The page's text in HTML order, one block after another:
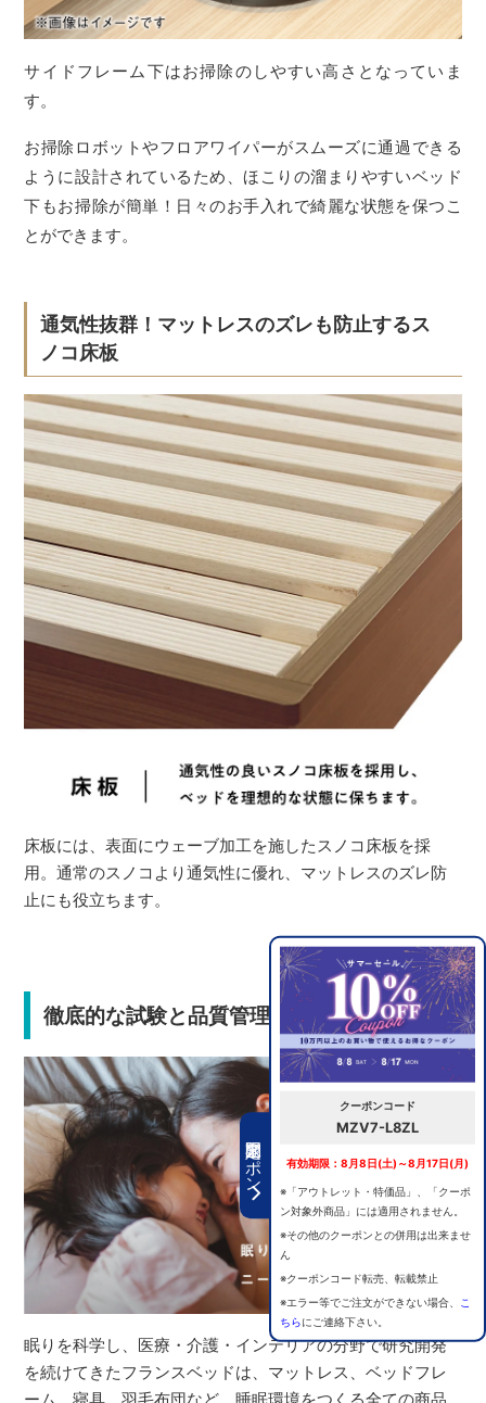
期間限定クーポン
クーポンコード
MZV7-L8ZL
有効期限：8月8日(土)～8月17日(月)
※「アウトレット・特価品」、「クーポ
ン対象外商品」には適用されません。
※その他のクーポンとの併用は出来ませ
ん
※クーポンコード転売、転載禁止
※エラー等でご注文ができない場合、
こ
ちらにご連絡下さい。
サイドフレーム下はお掃除のしやすい高さとなっていま
す。
お掃除ロボットやフロアワイパーがスムーズに通過できる
ように設計されているため、ほこりの溜まりやすいベッド
下もお掃除が簡単！日々のお手入れで綺麗な状態を保つこ
とができます。
通気性抜群！マットレスのズレも防止するス
ノコ床板
床板には、表面にウェーブ加工を施したスノコ床板を採
用。通常のスノコより通気性に優れ、マットレスのズレ防
止にも役立ちます。
徹底的な試験と品質管理で安心の選択
眠りを科学し、医療・介護・インテリアの分野で研究開発
を続けてきたフランスベッドは、マットレス、ベッドフレ